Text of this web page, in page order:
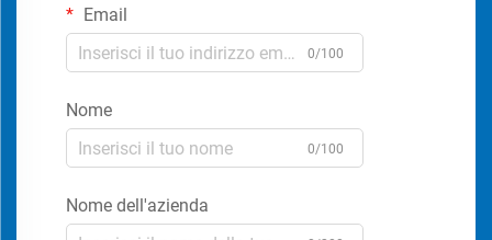
Email
0/100
Nome
0/100
Nome dell'azienda